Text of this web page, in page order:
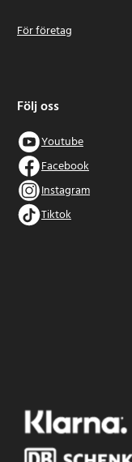
För företag
Följ oss
Youtube
Facebook
Instagram
Tiktok